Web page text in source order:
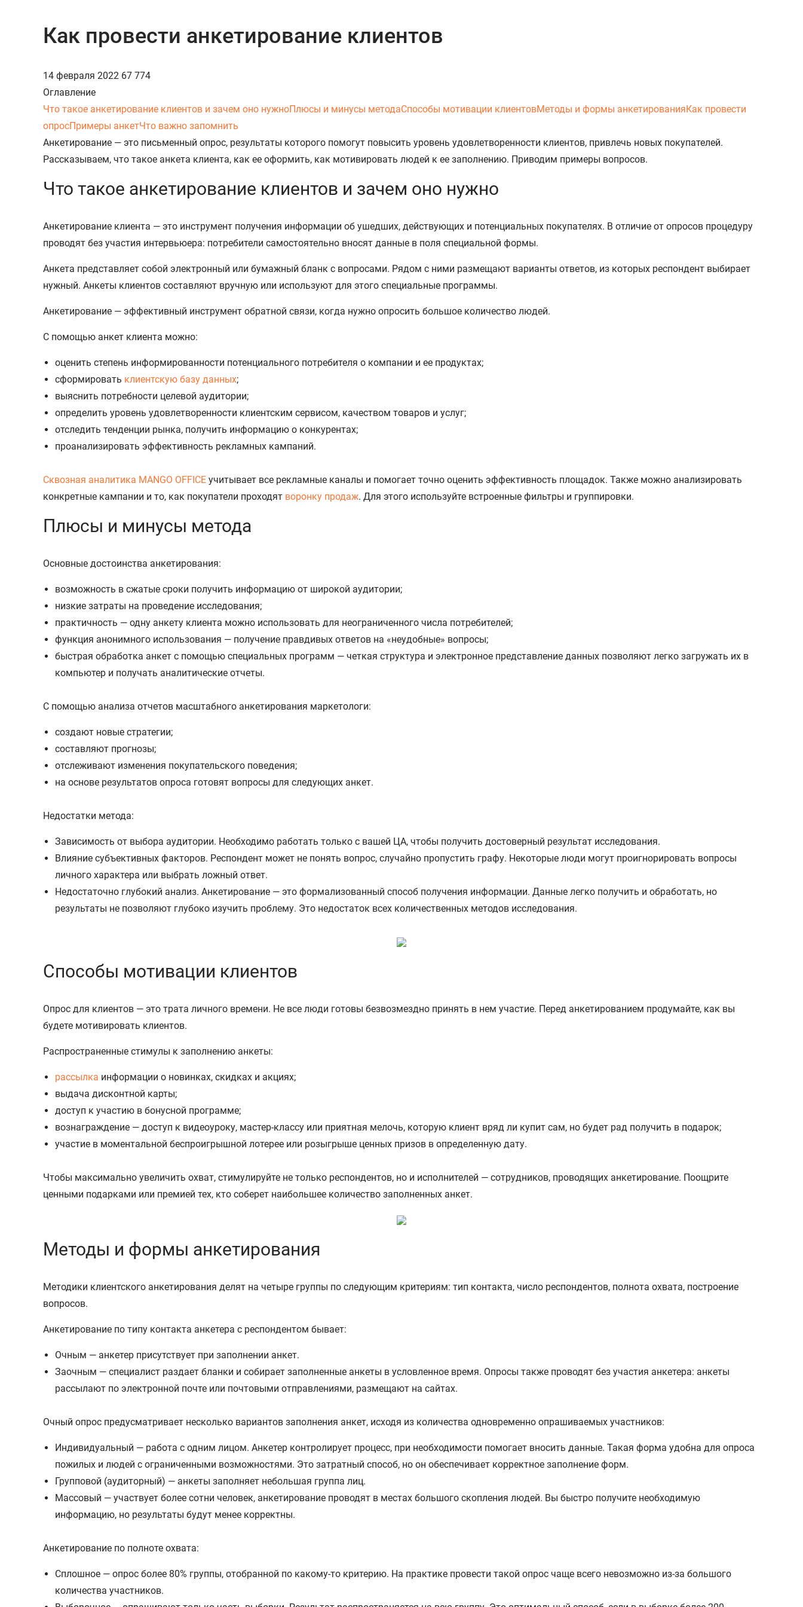
Как провести анкетирование клиентов
14 февраля 2022 67 774
Оглавление
Что такое анкетирование клиентов и зачем оно нужноПлюсы и минусы методаСпособы мотивации клиентовМетоды и формы анкетированияКак провести
опросПримеры анкетЧто важно запомнить
Анкетирование — это письменный опрос, результаты которого помогут повысить уровень удовлетворенности клиентов, привлечь новых покупателей.
Рассказываем, что такое анкета клиента, как ее оформить, как мотивировать людей к ее заполнению. Приводим примеры вопросов.
Что такое анкетирование клиентов и зачем оно нужно
Анкетирование клиента — это инструмент получения информации об ушедших, действующих и потенциальных покупателях. В отличие от опросов процедуру
проводят без участия интервьюера: потребители самостоятельно вносят данные в поля специальной формы.
Анкета представляет собой электронный или бумажный бланк с вопросами. Рядом с ними размещают варианты ответов, из которых респондент выбирает
нужный. Анкеты клиентов составляют вручную или используют для этого специальные программы.
Анкетирование — эффективный инструмент обратной связи, когда нужно опросить большое количество людей.
С помощью анкет клиента можно:
оценить степень информированности потенциального потребителя о компании и ее продуктах;
сформировать клиентскую базу данных;
выяснить потребности целевой аудитории;
определить уровень удовлетворенности клиентским сервисом, качеством товаров и услуг;
отследить тенденции рынка, получить информацию о конкурентах;
проанализировать эффективность рекламных кампаний.
Сквозная аналитика MANGO OFFICE учитывает все рекламные каналы и помогает точно оценить эффективность площадок. Также можно анализировать
конкретные кампании и то, как покупатели проходят воронку продаж. Для этого используйте встроенные фильтры и группировки.
Плюсы и минусы метода
Основные достоинства анкетирования:
возможность в сжатые сроки получить информацию от широкой аудитории;
низкие затраты на проведение исследования;
практичность — одну анкету клиента можно использовать для неограниченного числа потребителей;
функция анонимного использования — получение правдивых ответов на «неудобные» вопросы;
быстрая обработка анкет с помощью специальных программ — четкая структура и электронное представление данных позволяют легко загружать их в
компьютер и получать аналитические отчеты.
С помощью анализа отчетов масштабного анкетирования маркетологи:
создают новые стратегии;
составляют прогнозы;
отслеживают изменения покупательского поведения;
на основе результатов опроса готовят вопросы для следующих анкет.
Недостатки метода:
Зависимость от выбора аудитории. Необходимо работать только с вашей ЦА, чтобы получить достоверный результат исследования.
Влияние субъективных факторов. Респондент может не понять вопрос, случайно пропустить графу. Некоторые люди могут проигнорировать вопросы
личного характера или выбрать ложный ответ.
Недостаточно глубокий анализ. Анкетирование — это формализованный способ получения информации. Данные легко получить и обработать, но
результаты не позволяют глубоко изучить проблему. Это недостаток всех количественных методов исследования.
Способы мотивации клиентов
Опрос для клиентов — это трата личного времени. Не все люди готовы безвозмездно принять в нем участие. Перед анкетированием продумайте, как вы
будете мотивировать клиентов.
Распространенные стимулы к заполнению анкеты:
рассылка информации о новинках, скидках и акциях;
выдача дисконтной карты;
доступ к участию в бонусной программе;
вознаграждение — доступ к видеоуроку, мастер-классу или приятная мелочь, которую клиент вряд ли купит сам, но будет рад получить в подарок;
участие в моментальной беспроигрышной лотерее или розыгрыше ценных призов в определенную дату.
Чтобы максимально увеличить охват, стимулируйте не только респондентов, но и исполнителей — сотрудников, проводящих анкетирование. Поощрите
ценными подарками или премией тех, кто соберет наибольшее количество заполненных анкет.
Методы и формы анкетирования
Методики клиентского анкетирования делят на четыре группы по следующим критериям: тип контакта, число респондентов, полнота охвата, построение
вопросов.
Анкетирование по типу контакта анкетера с респондентом бывает:
Очным — анкетер присутствует при заполнении анкет.
Заочным — специалист раздает бланки и собирает заполненные анкеты в условленное время. Опросы также проводят без участия анкетера: анкеты
рассылают по электронной почте или почтовыми отправлениями, размещают на сайтах.
Очный опрос предусматривает несколько вариантов заполнения анкет, исходя из количества одновременно опрашиваемых участников:
Индивидуальный — работа с одним лицом. Анкетер контролирует процесс, при необходимости помогает вносить данные. Такая форма удобна для опроса
пожилых и людей с ограниченными возможностями. Это затратный способ, но он обеспечивает корректное заполнение форм.
Групповой (аудиторный) — анкеты заполняет небольшая группа лиц.
Массовый — участвует более сотни человек, анкетирование проводят в местах большого скопления людей. Вы быстро получите необходимую
информацию, но результаты будут менее корректны.
Анкетирование по полноте охвата:
Сплошное — опрос более 80% группы, отобранной по какому-то критерию. На практике провести такой опрос чаще всего невозможно из-за большого
количества участников.